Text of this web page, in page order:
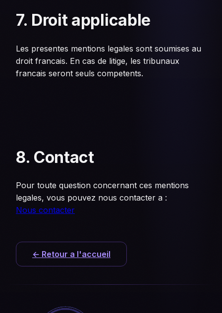
7. Droit applicable
Les presentes mentions legales sont soumises au
droit francais. En cas de litige, les tribunaux
francais seront seuls competents.
8. Contact
Pour toute question concernant ces mentions
legales, vous pouvez nous contacter a :
Nous contacter
← Retour a l'accueil